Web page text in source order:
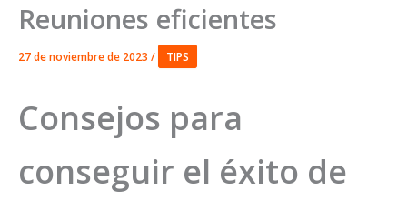
Reuniones eficientes
27 de noviembre de 2023 / TIPS
Consejos para
conseguir el éxito de